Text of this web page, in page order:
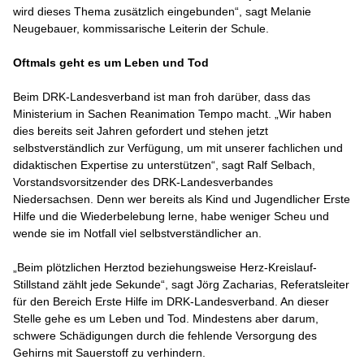
wird dieses Thema zusätzlich eingebunden“, sagt Melanie
Neugebauer, kommissarische Leiterin der Schule.
Oftmals geht es um Leben und Tod
Beim DRK-Landesverband ist man froh darüber, dass das
Ministerium in Sachen Reanimation Tempo macht. „Wir haben
dies bereits seit Jahren gefordert und stehen jetzt
selbstverständlich zur Verfügung, um mit unserer fachlichen und
didaktischen Expertise zu unterstützen“, sagt Ralf Selbach,
Vorstandsvorsitzender des DRK-Landesverbandes
Niedersachsen. Denn wer bereits als Kind und Jugendlicher Erste
Hilfe und die Wiederbelebung lerne, habe weniger Scheu und
wende sie im Notfall viel selbstverständlicher an.
„Beim plötzlichen Herztod beziehungsweise Herz-Kreislauf-
Stillstand zählt jede Sekunde“, sagt Jörg Zacharias, Referatsleiter
für den Bereich Erste Hilfe im DRK-Landesverband. An dieser
Stelle gehe es um Leben und Tod. Mindestens aber darum,
schwere Schädigungen durch die fehlende Versorgung des
Gehirns mit Sauerstoff zu verhindern.